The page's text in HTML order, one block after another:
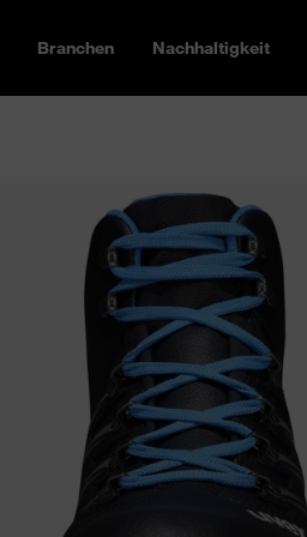
Branchen Nachhaltigkeit